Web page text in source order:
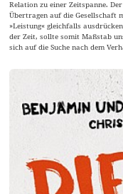
Relation zu einer Zeitspanne.
Übertragen auf die Gesellschaft
»Leistung« gleichfalls
der Zeit, sollte somit Maßstab
sich auf die Suche nach dem